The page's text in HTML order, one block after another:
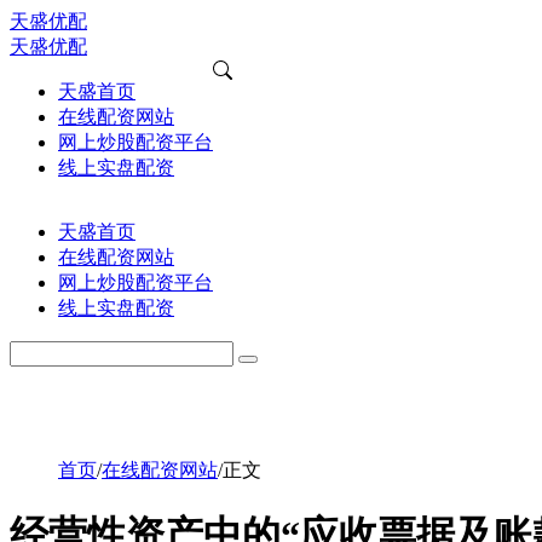
天盛优配
天盛优配
天盛首页
在线配资网站
网上炒股配资平台
线上实盘配资
天盛首页
在线配资网站
网上炒股配资平台
线上实盘配资
首页/在线配资网站/正文